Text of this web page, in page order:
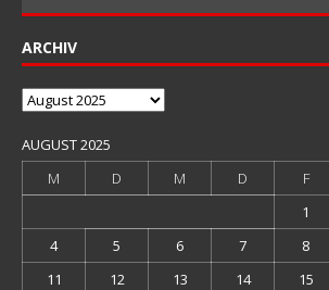
ARCHIV
Archiv
AUGUST 2025
M
D M D F
1
4
5 6 7 8
11
12 13 14 15